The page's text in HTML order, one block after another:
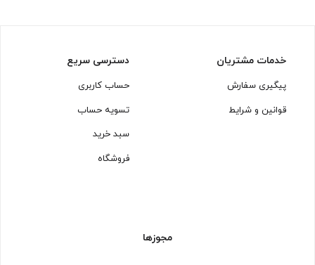
خدمات مشتریان
پیگیری سفارش
قوانین و شرایط
دسترسی سریع
حساب کاربری
تسویه حساب
سبد خرید
فروشگاه
مجوزها